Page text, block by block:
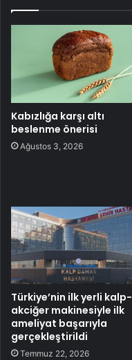
Kabızlığa karşı altı
beslenme önerisi
Ağustos 3, 2026
Türkiye’nin ilk yerli kalp-
akciğer makinesiyle ilk
ameliyat başarıyla
gerçekleştirildi
Temmuz 22, 2026